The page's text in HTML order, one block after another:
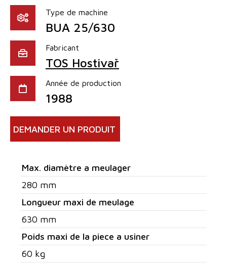
Type de machine
BUA 25/630
Fabricant
TOS Hostivař
Année de production
1988
DEMANDER UN PRODUIT
Max. diamètre a meulager
280 mm
Longueur maxi de meulage
630 mm
Poids maxi de la piece a usiner
60 kg